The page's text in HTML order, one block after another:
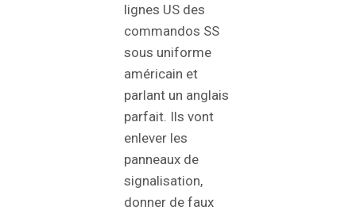
lignes US des
commandos SS
sous uniforme
américain et
parlant un anglais
parfait. Ils vont
enlever les
panneaux de
signalisation,
donner de faux